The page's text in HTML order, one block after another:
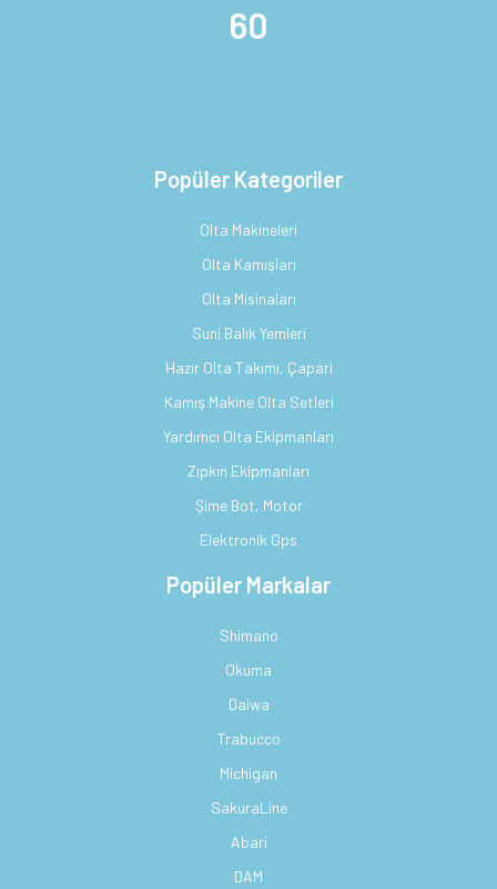
60
Popüler Kategoriler
Olta Makineleri
Olta Kamışları
Olta Misinaları
Suni Balık Yemleri
Hazır Olta Takımı, Çapari
Kamış Makine Olta Setleri
Yardımcı Olta Ekipmanları
Zıpkın Ekipmanları
Şime Bot, Motor
Elektronik Gps
Popüler Markalar
Shimano
Okuma
Daiwa
Trabucco
Michigan
SakuraLine
Abari
DAM